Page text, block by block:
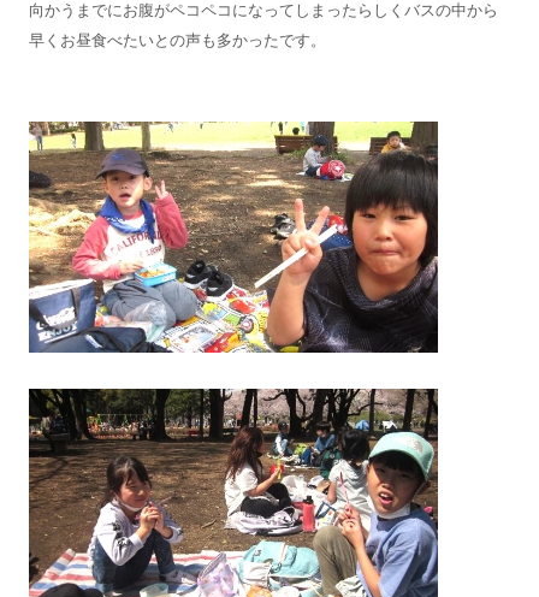
向かうまでにお腹がペコペコになってしまったらしくバスの中から
早くお昼食べたいとの声も多かったです。